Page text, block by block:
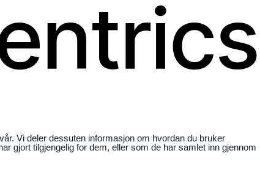
Vi deler dessuten informasjon om hvordan du bruker
gjort tilgjengelig for dem, eller som de har samlet inn gjennom